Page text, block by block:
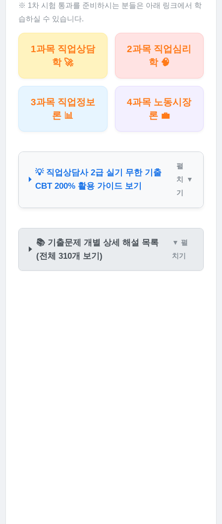
※ 1차 시험 통과를 준비하시는 분들은 아래 링크에서 학
습하실 수 있습니다.
1과목 직업상담
학 🚀
2과목 직업심리
학 🧠
3과목 직업정보
론 📊
4과목 노동시장
론 💼
💡 직업상담사 2급 실기 무한 기출
CBT 200% 활용 가이드 보기
펼
치
기
▼
📚 기출문제 개별 상세 해설 목록
(전체 310개 보기)
▼ 펼
치기